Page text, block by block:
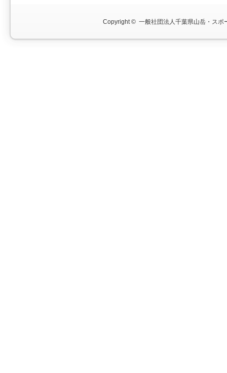
Copyright © 一般社団法人千葉県山岳・スポ